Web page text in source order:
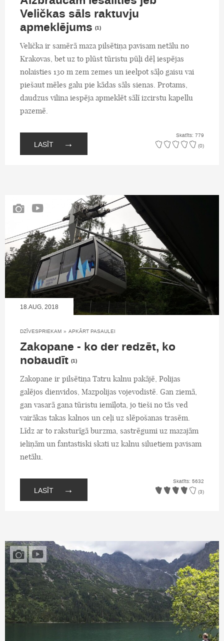
Veličkas sāls raktuvju
apmeklējums (1)
Velička ir samērā maza pilsētiņa pavisam netālu no
Krakovas, bet uz to plūst tūristu pūļi dēļ iespējas
nolaisties 130 m zem zemes un ieelpot sāļo gaisu vai
piešaut mēles galu pie kādas sāls sienas. Protams,
daudzus vilina iespēja apmeklēt sālī izcirstu kapellu
pazemē.
LASĪT →
Skatīts: 779
(0)
18.AUG, 2018
DZĪVESPRIEKAM » APKĀRT PASAULEI
Zakopane - ko der redzēt, ko
nobaudīt (1)
Zakopane ir pilsētiņa Tatru kalnu pakājē, Polijas
galējos dienvidos, Mazpolijas vojevodistē. Gan ziemā,
gan vasarā gana tūristu iemīļota, jo tieši no tās ved
vairākas takas kalnos un ceļi uz slēpošanas trasēm.
Līdz ar to raksturīgā burzma, sastrēgumi uz mazajām
ieliņām un fantastiski skati uz kalnu siluetiem pavisam
netālu.
LASĪT →
Skatīts: 5632
(3)